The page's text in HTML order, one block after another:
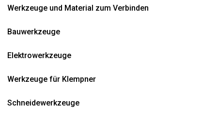
Werkzeuge und Material zum Verbinden
Bauwerkzeuge
Elektrowerkzeuge
Werkzeuge für Klempner
Schneidewerkzeuge